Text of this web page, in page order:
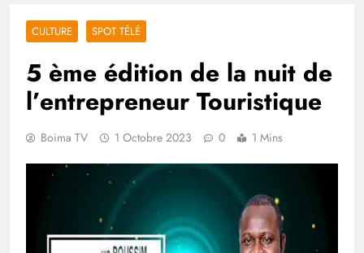
CULTURE SPOT TÉLÉ
5 ème édition de la nuit de
l’entrepreneur Touristique
Boima TV 1 Octobre 2023 0 1 Mins